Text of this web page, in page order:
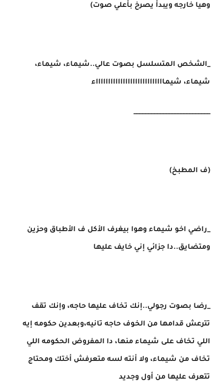
وهيا خارجه ويبدأ يصرخ بأعلي صوت)
_الشخص المتسلسل بصوت عالي..شيماء، شيماء،
شيماء، شيمااااااااااااااااااااااااااااء
__________________________
(ف المطبخ)
_راضي اخو شيماء وهوا بيغرف الأكل ف الأطباق وحزين
ومتضايق..دا جزائي إني خايف عليها
_رضا بصوت رجولي..إنك تخاف عليها حاجه، وإنك تقف
تترعش قدامها من الخوف حاجه تانيه،وبعدين حكومه إيه
اللي تخاف على شيماء منها، دا المفروض الحكومه اللي
تخاف من شيماء، ولا أنته لسه متعرفش أختك ومحتاج
تتعرف عليها من أول وجديد